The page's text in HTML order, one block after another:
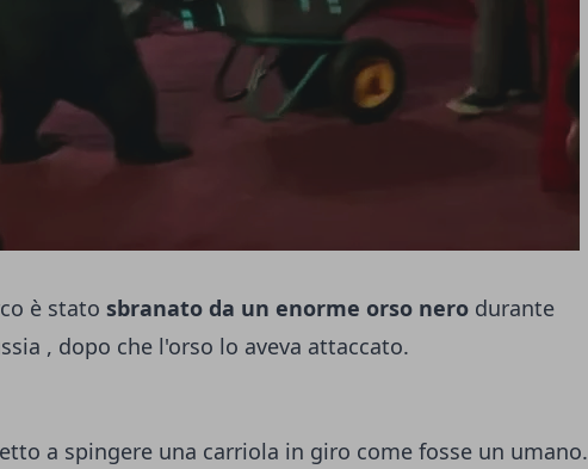
è stato sbranato da un enorme orso nero durante
, dopo che l'orso lo aveva attaccato.
a spingere una carriola in giro come fosse un umano.